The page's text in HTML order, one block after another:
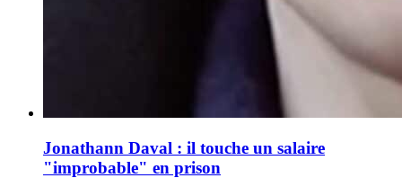
Jonathann Daval : il touche un salaire
"improbable" en prison